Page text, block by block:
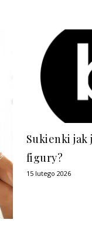
Sukienki jak
figury?
15 lutego 2026